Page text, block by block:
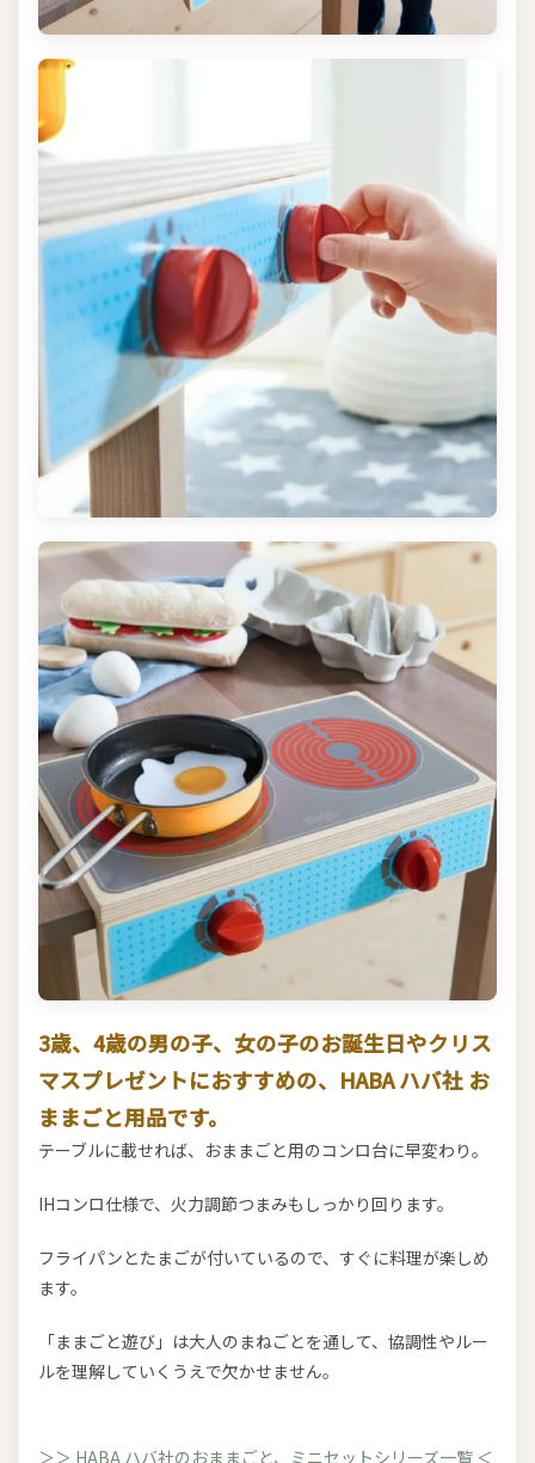
3歳、4歳の男の子、女の子のお誕生日やクリス
マスプレゼントにおすすめの、HABA ハバ社 お
ままごと用品です。
テーブルに載せれば、おままごと用のコンロ台に早変わり。
IHコンロ仕様で、火力調節つまみもしっかり回ります。
フライパンとたまごが付いているので、すぐに料理が楽しめ
ます。
「ままごと遊び」は大人のまねごとを通して、協調性やルー
ルを理解していくうえで欠かせません。
＞＞ HABA ハバ社のおままごと、ミニセットシリーズ一覧 ＜